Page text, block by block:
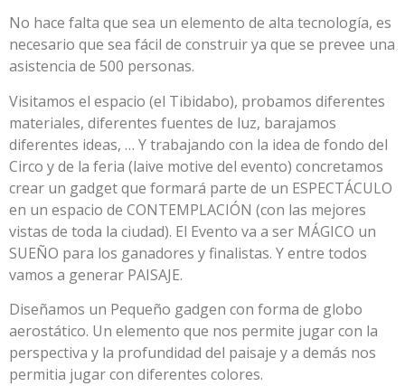
No hace falta que sea un elemento de alta tecnología, es
necesario que sea fácil de construir ya que se prevee una
asistencia de 500 personas.
Visitamos el espacio (el Tibidabo), probamos diferentes
materiales, diferentes fuentes de luz, barajamos
diferentes ideas, … Y trabajando con la idea de fondo del
Circo y de la feria (laive motive del evento) concretamos
crear un gadget que formará parte de un ESPECTÁCULO
en un espacio de CONTEMPLACIÓN (con las mejores
vistas de toda la ciudad). El Evento va a ser MÁGICO un
SUEÑO para los ganadores y finalistas. Y entre todos
vamos a generar PAISAJE.
Diseñamos un Pequeño gadgen con forma de globo
aerostático. Un elemento que nos permite jugar con la
perspectiva y la profundidad del paisaje y a demás nos
permitia jugar con diferentes colores.